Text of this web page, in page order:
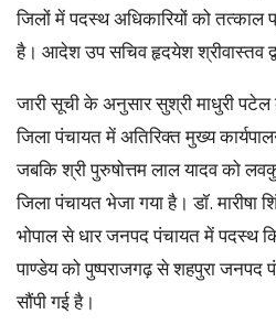
जिलों में पदस्थ अधिकारियों को तत्काल
है। आदेश उप सचिव हृदयेश श्रीवास्तव
जारी सूची के अनुसार सुश्री माधुरी
जिला पंचायत में अतिरिक्त मुख्य
जबकि श्री पुरुषोत्तम लाल यादव को
जिला पंचायत भेजा गया है। डॉ.
भोपाल से धार जनपद पंचायत में पदस्थ
पाण्डेय को पुष्पराजगढ़ से शहपुरा जनपद
सौंपी गई है।